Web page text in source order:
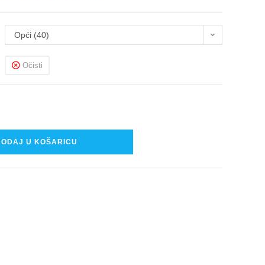
Opći (40)
Očisti
U KOŠARICU